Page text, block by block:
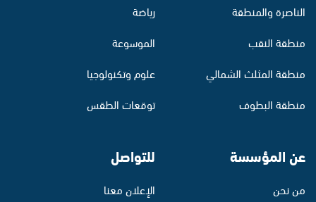
الناصرة والمنطقة
منطقة النقب
منطقة المثلث الشمالي
منطقة البطوف
رياضة
الموسوعة
علوم وتكنولوجيا
توقعات الطقس
عن المؤسسة
من نحن
للتواصل
الإعلان معنا